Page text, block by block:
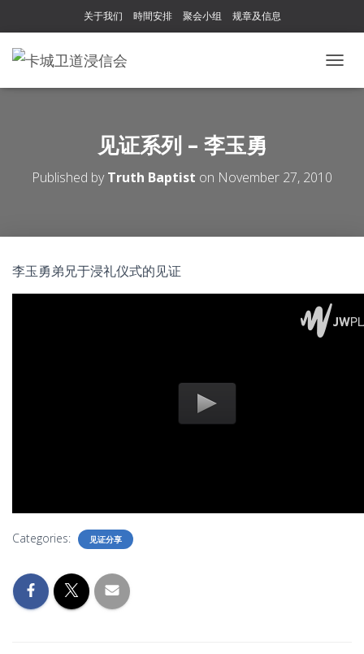
关于我们 時間安排 聚会小组 规章及信息
O
见证系列 – 李玉勇
Published byTruth Baptist on November 27, 2010
李玉勇弟兄于浸礼仪式的见证
Categories: 见证分享